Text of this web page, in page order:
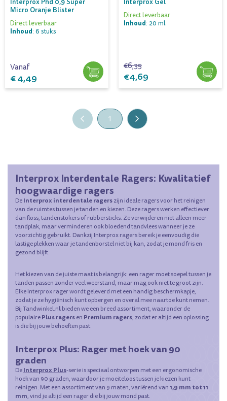
Micro Oranje Blister
Direct leverbaar
Inhoud: 6 stuks
Vanaf
€ 4,49
Direct leverbaar
Inhoud: 20 ml
€6,35
€4,69
1
Interprox Interdentale Ragers: Kwalitatief
hoogwaardige ragers
DeInterprox interdentale ragerszijn ideale ragers voor het reinigen
van de ruimtes tussen je tanden en kiezen. Deze ragers werken effectiever
dan floss, tandenstokers of rubbersticks. Ze verwijderen niet alleen meer
tandplak, maar verminderen ook bloedend tandvlees wanneer je ze
voorzichtig gebruikt. Dankzij Interprox ragers bereik je eenvoudig die
lastige plekken waar je tandenborstel niet bij kan, zodat je mond fris en
gezond blijft.
Het kiezen van de juiste maat is belangrijk: een rager moet soepel tussen je
tanden passen zonder veel weerstand, maar mag ook niet te groot zijn.
Elke Interprox rager wordt geleverd met een handig beschermkapje,
zodat je ze hygiënisch kunt opbergen en overal mee naartoe kunt nemen.
Bij Tandwinkel.nlbieden we een breed assortiment, waaronder de
populairePlus ragersen Premium ragers, zodat er altijd een oplossing
is die bij jouw behoeften past.
Interprox Plus: Rager met hoek van 90
graden
DeInterprox Plus-serie is speciaal ontworpen met een ergonomische
hoek van 90 graden, waardoor je moeiteloos tussen je kiezen kunt
reinigen. Met een assortiment van 9 maten, variërend van1,9 mm tot 11
mm, vind je altijd een rager die bij jouw mond past.